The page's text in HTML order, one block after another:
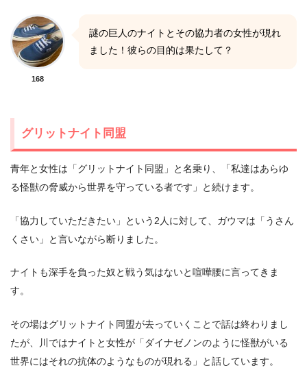
168
謎の巨人のナイトとその協力者の女性が現れ
ました！彼らの目的は果たして？
グリットナイト同盟
青年と女性は「グリットナイト同盟」と名乗り、「私達はあらゆ
る怪獣の脅威から世界を守っている者です」と続けます。
「協力していただきたい」という2人に対して、ガウマは「うさん
くさい」と言いながら断りました。
ナイトも深手を負った奴と戦う気はないと喧嘩腰に言ってきま
す。
その場はグリットナイト同盟が去っていくことで話は終わりまし
たが、川ではナイトと女性が「ダイナゼノンのように怪獣がいる
世界にはそれの抗体のようなものが現れる」と話しています。